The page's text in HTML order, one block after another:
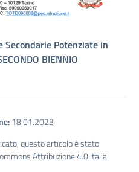
Secondarie Potenziate in
BIENNIO
18.01.2023
questo articolo è stato
Attribuzione 4.0 Italia.